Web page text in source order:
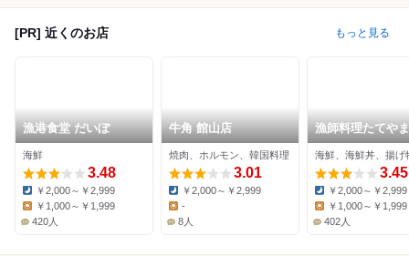
[PR] 近くのお店 もっと見る
漁港食堂 だいぼ
海鮮
3.48
Dinner:
￥2,000～￥2,999
￥1,000～￥1,999
420人
牛角 館山店
焼肉、ホルモン、韓国料理
3.01
Dinner:
￥2,000～￥2,999
Lunch:
-
8人
漁師料理たてやま
海鮮、海鮮丼、揚げ
3.45
Dinner:
￥2,000～￥2,999
￥1,000～￥1,999
402人